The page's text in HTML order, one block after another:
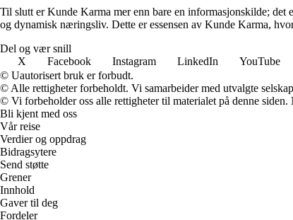
Til slutt er Kunde Karma mer enn bare en informasjonskilde;
og dynamisk næringsliv. Dette er essensen av Kunde Karma,
Del og vær snill
X
Facebook Instagram LinkedIn YouTube
© Uautorisert bruk er forbudt.
© Alle rettigheter forbeholdt. Vi samarbeider med utvalgte
© Vi forbeholder oss alle rettigheter til materialet på denne
Bli kjent med oss
Vår reise
Verdier og oppdrag
Bidragsytere
Send støtte
Grener
Innhold
Gaver til deg
Fordeler